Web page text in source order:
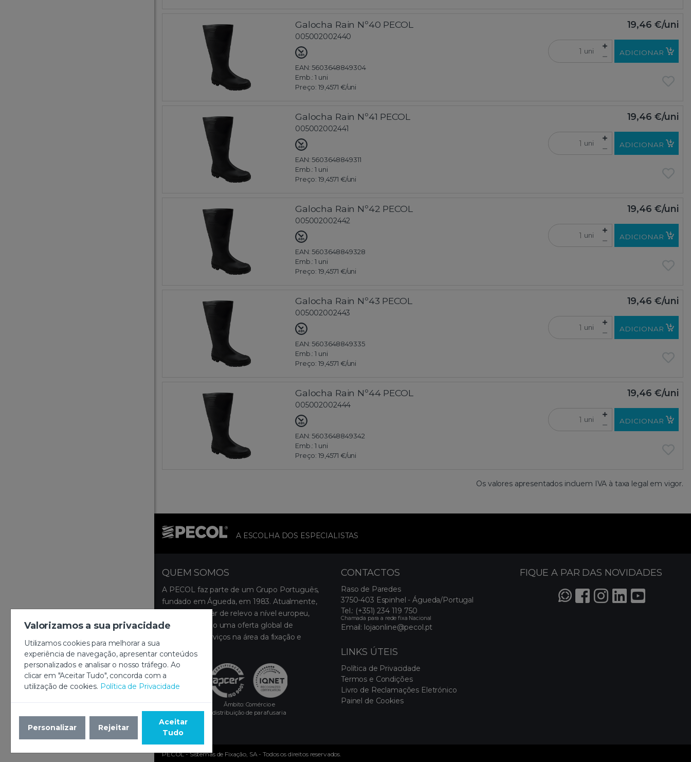
Valorizamos a sua privacidade
Utilizamos cookies para melhorar a sua
experiência de navegação, apresentar conteúdos
personalizados e analisar o nosso tráfego. Ao
clicar em "Aceitar Tudo", concorda com a
utilização de cookies. Política de Privacidade
Personalizar Rejeitar
Aceitar
Tudo
Galocha Rain Nº40 PECOL
005002002440
EAN: 5603648849304
Emb.:1 uni
Preço: 19,4571 €/uni
19,46 €/uni
uni ADICIONAR
Galocha Rain Nº41 PECOL
005002002441
EAN: 5603648849311
Emb.:1 uni
Preço: 19,4571 €/uni
19,46 €/uni
uni ADICIONAR
Galocha Rain Nº42 PECOL
005002002442
EAN: 5603648849328
Emb.:1 uni
Preço: 19,4571 €/uni
19,46 €/uni
uni ADICIONAR
Galocha Rain Nº43 PECOL
005002002443
EAN: 5603648849335
Emb.:1 uni
Preço: 19,4571 €/uni
19,46 €/uni
uni ADICIONAR
Galocha Rain Nº44 PECOL
005002002444
EAN: 5603648849342
Emb.:1 uni
Preço: 19,4571 €/uni
19,46 €/uni
uni ADICIONAR
Os valores apresentados incluem IVA à taxa legal em vigor.
A ESCOLHA DOS ESPECIALISTAS
QUEM SOMOS
A PECOL faz parte de um Grupo Português,
fundado em Águeda, em 1983. Atualmente,
ocupa um lugar de relevo a nível europeu,
disponibilizando uma oferta global de
produtos e serviços na área da fixação e
Âmbito: Comércio e
distribuição de parafusaria
CONTACTOS
Raso de Paredes
3750-403 Espinhel - Águeda/Portugal
Tel.: (+351) 234 119 750
Chamada para a rede fixa Nacional
Email: lojaonline@pecol.pt
LINKS ÚTEIS
Política de Privacidade
Termos e Condições
Livro de Reclamações Eletrónico
Painel de Cookies
FIQUE A PAR DAS NOVIDADES
PECOL - Sistemas de Fixação, SA - Todos os direitos reservados.